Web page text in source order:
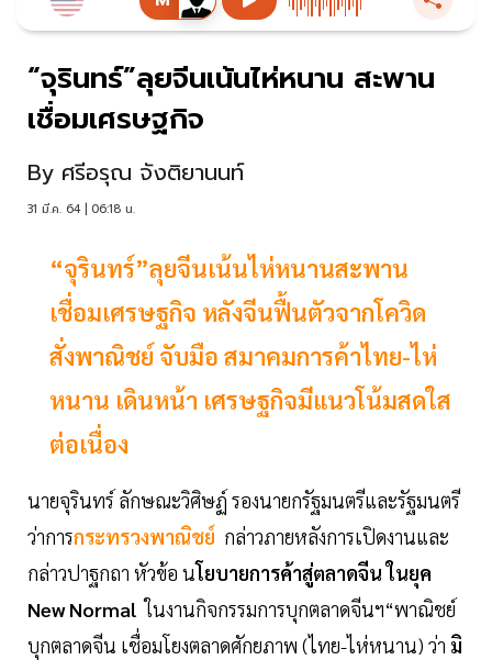
“จุรินทร์”ลุยจีนเน้นไห่หนาน สะพาน
เชื่อมเศรษฐกิจ
By ศรีอรุณ จังติยานนท์
31 มี.ค. 64 | 06:18 น.
“จุรินทร์”ลุยจีนเน้นไห่หนานสะพาน
เชื่อมเศรษฐกิจ หลังจีนฟื้นตัวจากโควิด
สั่งพาณิชย์ จับมือ สมาคมการค้าไทย-ไห่
หนาน เดินหน้า เศรษฐกิจมีแนวโน้มสดใส
ต่อเนื่อง
นายจุรินทร์ ลักษณะวิศิษฏ์ รองนายกรัฐมนตรีและรัฐมนตรี
ว่าการกระทรวงพาณิชย์ กล่าวภายหลังการเปิดงานและ
กล่าวปาฐกถา หัวข้อ นโยบายการค้าสู่ตลาดจีน ในยุค
New Normal ในงานกิจกรรมการบุกตลาดจีนฯ“พาณิชย์
บุกตลาดจีน เชื่อมโยงตลาดศักยภาพ (ไทย-ไห่หนาน) ว่า มิ